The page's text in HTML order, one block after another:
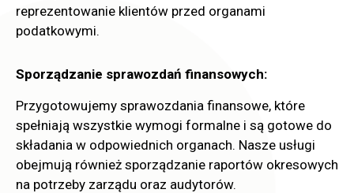
reprezentowanie klientów przed organami
podatkowymi.
Sporządzanie sprawozdań finansowych:
Przygotowujemy sprawozdania finansowe, które
spełniają wszystkie wymogi formalne i są gotowe do
składania w odpowiednich organach. Nasze usługi
obejmują również sporządzanie raportów okresowych
na potrzeby zarządu oraz audytorów.